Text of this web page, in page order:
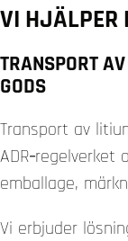
VI HJÄLPER
TRANSPORT
GODS
Transport av
ADR‑regelverket
emballage,
Vi erbjuder